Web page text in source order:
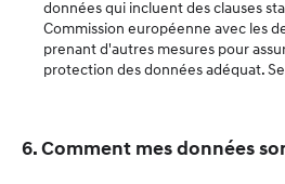
données qui incluent des clauses
Commission européenne avec les
prenant d'autres mesures pour
protection des données adéquat.
6. Comment mes données